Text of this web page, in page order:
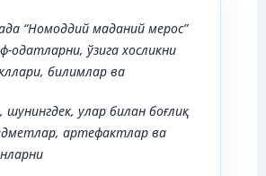
“Номоддий маданий мерос”
одатларни, ўзига хосликни
билимлар ва
шунингдек, улар билан боғлиқ
артефактлар ва